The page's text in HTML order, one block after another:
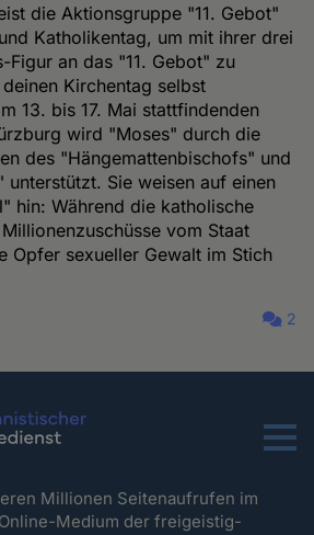
die Aktionsgruppe "11. Gebot"
Katholikentag, um mit ihrer drei
Figur an das "11. Gebot" zu
Kirchentag selbst
13. bis 17. Mai stattfindenden
wird "Moses" durch die
des "Hängemattenbischofs" und
unterstützt. Sie weisen auf einen
hin: Während die katholische
vom Staat
Opfer sexueller Gewalt im Stich
2
Menu
Millionen Seitenaufrufen im
Medium der freigeistig-